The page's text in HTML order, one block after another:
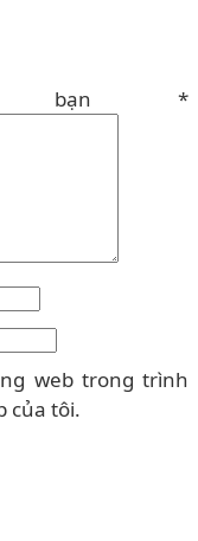
bạn *
web trong trình
của tôi.